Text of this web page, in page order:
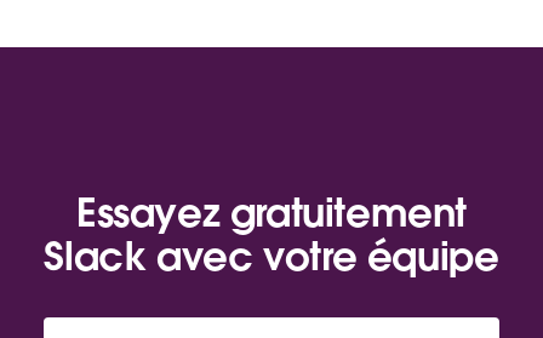
Essayez gratuitement
Slack avec votre équipe